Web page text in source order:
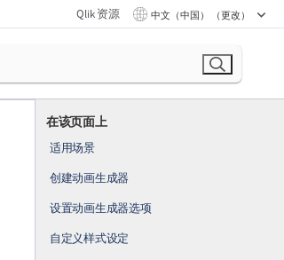
Qlik 资源 中文（中国） （更改）
在该页面上
适用场景
创建动画生成器
设置动画生成器选项
自定义样式设定